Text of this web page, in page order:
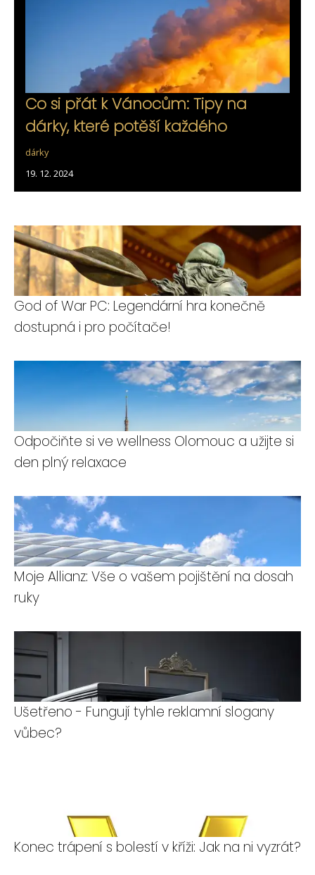
Co si přát k Vánocům: Tipy na
dárky, které potěší každého
dárky
19. 12. 2024
God of War PC: Legendární hra konečně
dostupná i pro počítače!
Odpočiňte si ve wellness Olomouc a užijte si
den plný relaxace
Moje Allianz: Vše o vašem pojištění na dosah
ruky
Ušetřeno - Fungují tyhle reklamní slogany
vůbec?
Konec trápení s bolestí v kříži: Jak na ni vyzrát?